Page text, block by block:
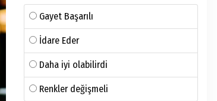
Gayet Başarılı
İdare Eder
Daha iyi olabilirdi
Renkler değişmeli